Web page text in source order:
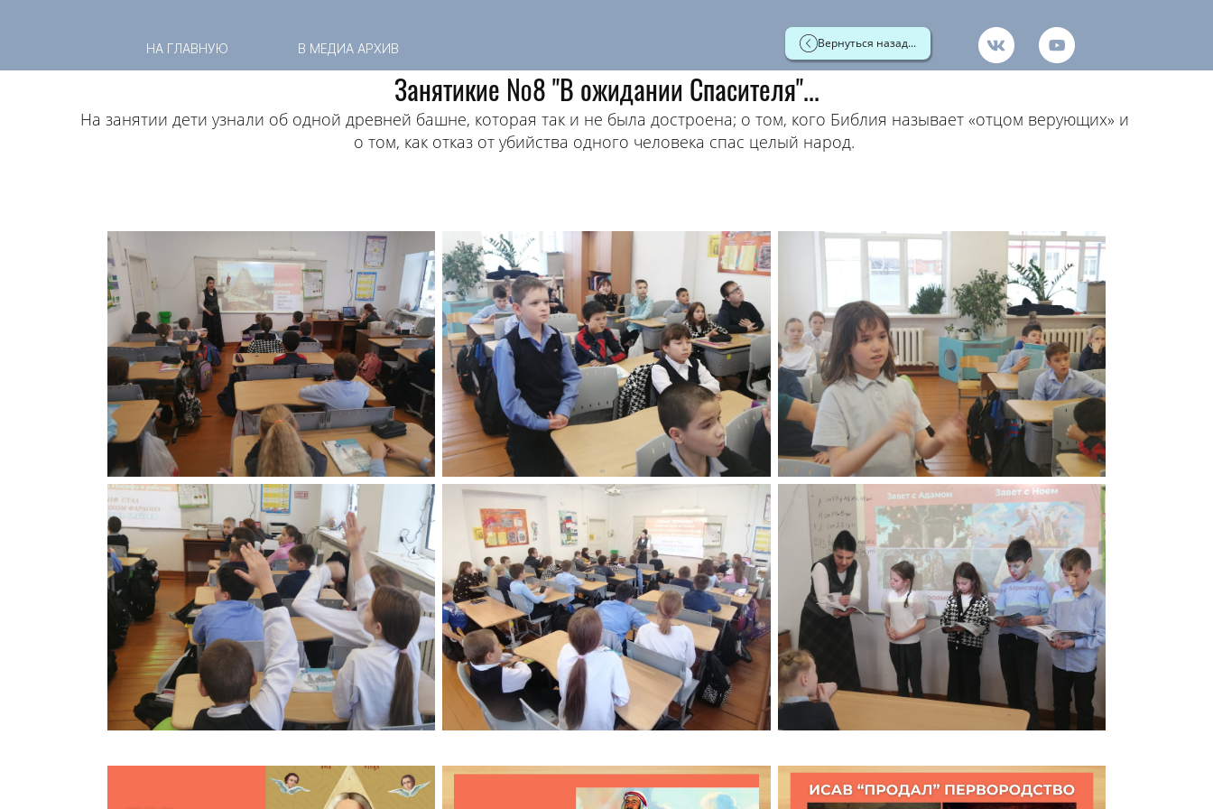
НА ГЛАВНУЮ В МЕДИА АРХИВ Вернуться назад...
Занятикие №8 "В ожидании Спасителя"...
На занятии дети узнали об одной древней башне, которая так и не была достроена; о том, кого Библия называет «отцом верующих» и
о том, как отказ от убийства одного человека спас целый народ.